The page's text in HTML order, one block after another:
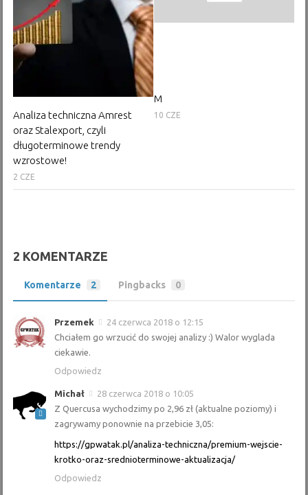
Analiza techniczna Amrest
oraz Stalexport, czyli
długoterminowe trendy
wzrostowe!
2 CZE
M
10 CZE
2 KOMENTARZE
Komentarze 2 Pingbacks 0
Przemek
24 czerwca 2018 o 12:15
Chciałem go wrzucić do swojej analizy :) Walor wyglada
ciekawie.
Odpowiedz
Michał
28 czerwca 2018 o 10:05
Z Quercusa wychodzimy po 2,96 zł (aktualne poziomy) i
zagrywamy ponownie na przebicie 3,05:
https://gpwatak.pl/analiza-techniczna/premium-wejscie-
krotko-oraz-srednioterminowe-aktualizacja/
Odpowiedz